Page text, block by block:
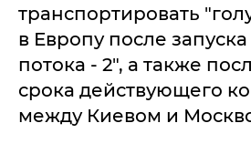
транспортировать
в Европу после
потока - 2", а также
срока действующего
между Киевом и